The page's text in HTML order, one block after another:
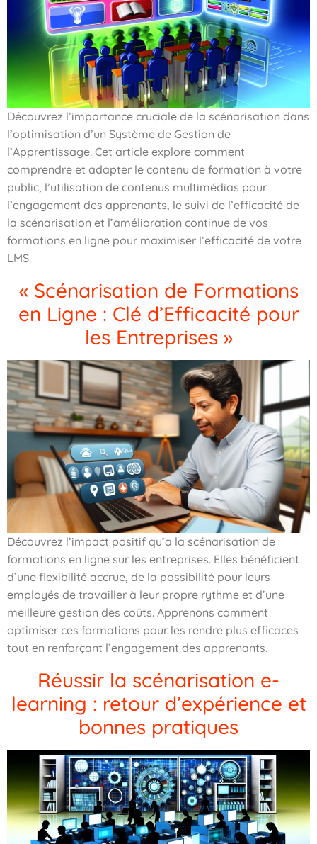
Découvrez l’importance cruciale de la scénarisation dans
l’optimisation d’un Système de Gestion de
l’Apprentissage. Cet article explore comment
comprendre et adapter le contenu de formation à votre
public, l’utilisation de contenus multimédias pour
l’engagement des apprenants, le suivi de l’efficacité de
la scénarisation et l’amélioration continue de vos
formations en ligne pour maximiser l’efficacité de votre
LMS.
« Scénarisation de Formations
en Ligne : Clé d’Efficacité pour
les Entreprises »
Découvrez l’impact positif qu’a la scénarisation de
formations en ligne sur les entreprises. Elles bénéficient
d’une flexibilité accrue, de la possibilité pour leurs
employés de travailler à leur propre rythme et d’une
meilleure gestion des coûts. Apprenons comment
optimiser ces formations pour les rendre plus efficaces
tout en renforçant l’engagement des apprenants.
Réussir la scénarisation e-
learning : retour d’expérience et
bonnes pratiques